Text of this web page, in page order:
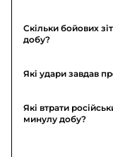
Скільки бойових
добу?
Які удари завдав
Які втрати
минулу добу?